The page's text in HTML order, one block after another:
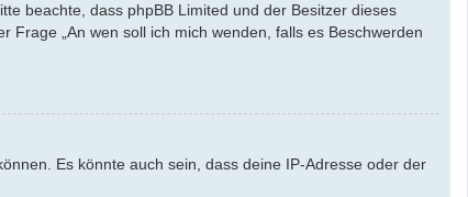
beachte, dass phpBB Limited und der Besitzer dieses
„An wen soll ich mich wenden, falls es Beschwerden
Es könnte auch sein, dass deine IP-Adresse oder der